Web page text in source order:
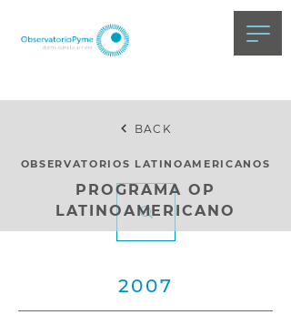
BACK
OBSERVATORIOS LATINOAMERICANOS
PROGRAMA OP
LATINOAMERICANO
2007